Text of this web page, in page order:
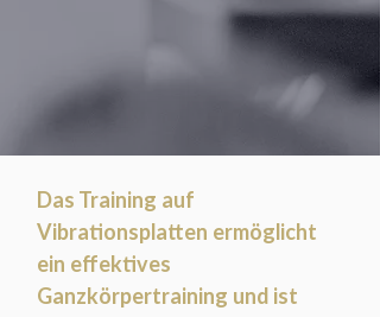
Das Training auf
Vibrationsplatten ermöglicht
ein effektives
Ganzkörpertraining und ist